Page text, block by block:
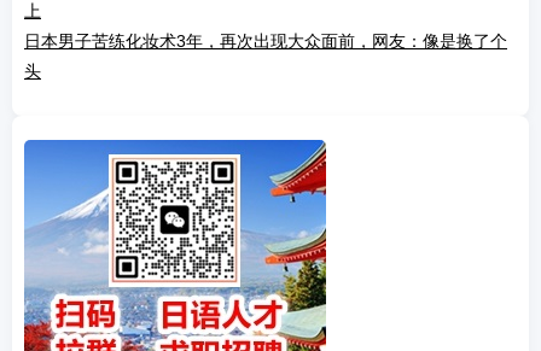
上
日本男子苦练化妆术3年，再次出现大众面前，网友：像是换了个
头